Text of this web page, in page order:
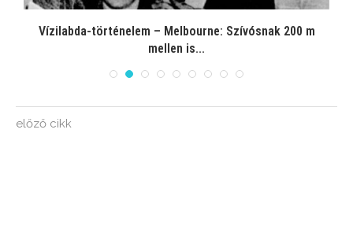
Vízilabda-történelem – Melbourne: Szívósnak 200 m
mellen is...
előző cikk